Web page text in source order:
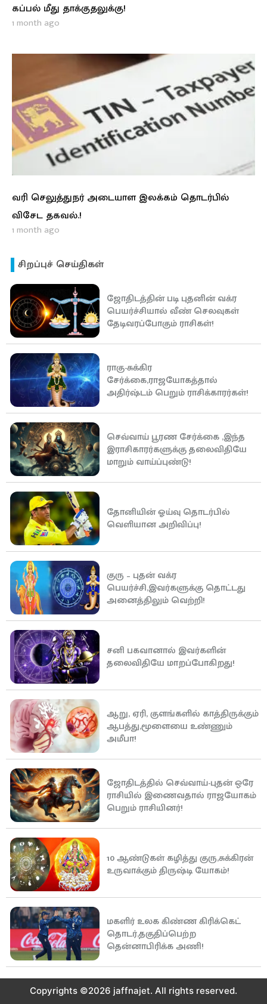
கப்பல் மீது தாக்குதலுக்கு!
1 month ago
வரி செலுத்துநர் அடையாள இலக்கம் தொடர்பில்
விசேட தகவல்.!
1 month ago
சிறப்புச் செய்திகள்
ஜோதிடத்தின் படி புதனின் வக்ர
பெயர்ச்சியால் வீண் செலவுகள்
தேடிவரப்போகும் ராசிகள்!
ராகு-சுக்கிர
சேர்க்கை,ராஜயோகத்தால்
அதிர்ஷ்டம் பெறும் ராசிக்காரர்கள்!
செவ்வாய் பூரண சேர்க்கை ,இந்த
இராசிகாரர்களுக்கு தலைவிதியே
மாறும் வாய்ப்புண்டு!
தோனியின் ஓய்வு தொடர்பில்
வெளியான அறிவிப்பு!
குரு – புதன் வக்ர
பெயர்ச்சி,இவர்களுக்கு தொட்டது
அனைத்திலும் வெற்றி!
சனி பகவானால் இவர்களின்
தலைவிதியே மாறப்போகிறது!
ஆறு, ஏரி, குளங்களில் காத்திருக்கும்
ஆபத்து,மூளையை உண்ணும்
அமீபா!
ஜோதிடத்தில் செவ்வாய்-புதன் ஒரே
ராசியில் இணைவதால் ராஜயோகம்
பெறும் ராசியினர்!
10 ஆண்டுகள் கழித்து குரு,சுக்கிரன்
உருவாக்கும் திருஷ்டி யோகம்!
மகளிர் உலக கிண்ண கிரிக்கெட்
தொடர்,தகுதிப்பெற்ற
தென்னாபிரிக்க அணி!
Copyrights ©2026 jaffnajet. All rights reserved.